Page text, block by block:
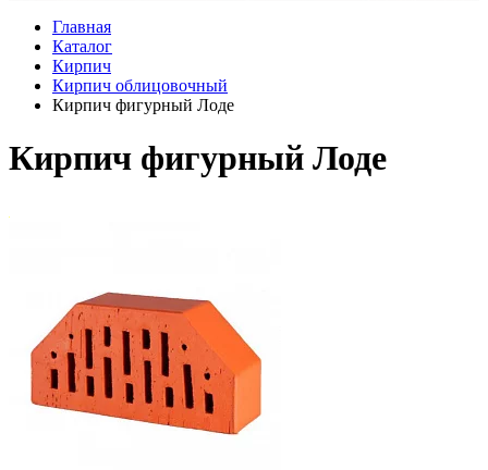
Главная
Каталог
Кирпич
Кирпич облицовочный
Кирпич фигурный Лоде
Кирпич фигурный Лоде